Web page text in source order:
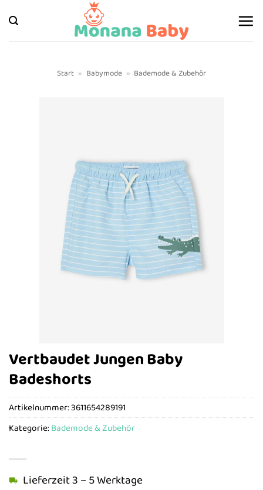
Inhalt
springen
Start » Babymode » Bademode & Zubehör
Vertbaudet Jungen Baby
Badeshorts
Lieferzeit 3 – 5 Werktage
Artikelnummer:3611654289191
Kategorie:Bademode & Zubehör